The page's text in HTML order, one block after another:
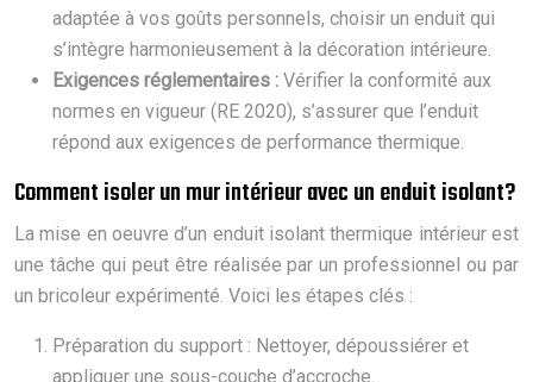
adaptée à vos goûts personnels, choisir un enduit qui
s’intègre harmonieusement à la décoration intérieure.
Exigences réglementaires : Vérifier la conformité aux
normes en vigueur (RE 2020), s’assurer que l’enduit
répond aux exigences de performance thermique.
Comment isoler un mur intérieur avec un enduit isolant?
La mise en oeuvre d’un enduit isolant thermique intérieur est
une tâche qui peut être réalisée par un professionnel ou par
un bricoleur expérimenté. Voici les étapes clés :
Préparation du support : Nettoyer, dépoussiérer et
appliquer une sous-couche d’accroche.